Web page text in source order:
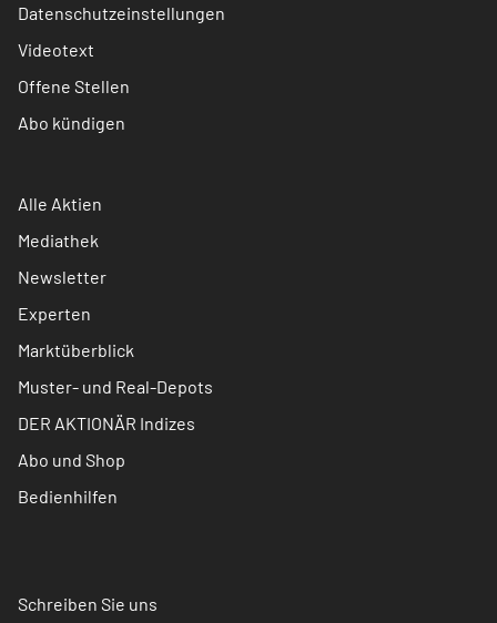
Datenschutzeinstellungen
Videotext
Offene Stellen
Abo kündigen
Alle Aktien
Mediathek
Newsletter
Experten
Marktüberblick
Muster- und Real-Depots
DER AKTIONÄR Indizes
Abo und Shop
Bedienhilfen
Schreiben Sie uns